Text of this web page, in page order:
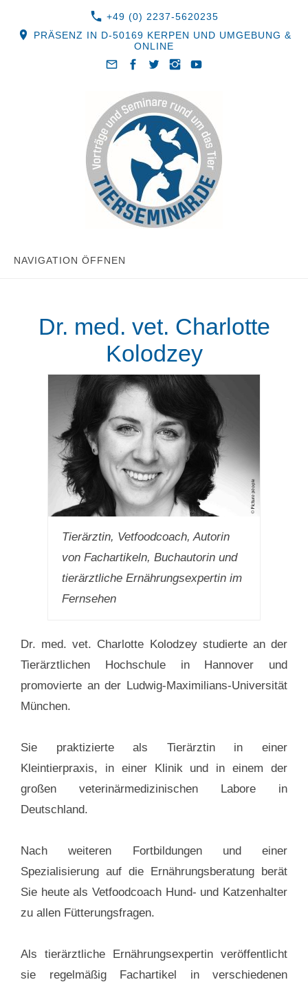
+49 (0) 2237-5620235
PRÄSENZ IN D-50169 KERPEN UND UMGEBUNG &
ONLINE
NAVIGATION ÖFFNEN
Dr. med. vet. Charlotte
Kolodzey
Tierärztin, Vetfoodcoach, Autorin
von Fachartikeln, Buchautorin und
tierärztliche Ernährungsexpertin im
Fernsehen
Dr. med. vet. Charlotte Kolodzey studierte an der
Tierärztlichen Hochschule in Hannover und
promovierte an der Ludwig-Maximilians-Universität
München.
Sie praktizierte als Tierärztin in einer
Kleintierpraxis, in einer Klinik und in einem der
großen veterinärmedizinischen Labore in
Deutschland.
Nach weiteren Fortbildungen und einer
Spezialisierung auf die Ernährungsberatung berät
Sie heute als Vetfoodcoach Hund- und Katzenhalter
zu allen Fütterungsfragen.
Als tierärztliche Ernährungsexpertin veröffentlicht
sie regelmäßig Fachartikel in verschiedenen